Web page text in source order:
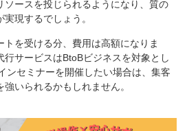
ソースを投じられるようになり、質の
現するでしょう。
を受ける分、費用は高額になりま
サービスはBtoBビジネスを対象とし
ンセミナーを開催したい場合は、集客
いられるかもしれません。